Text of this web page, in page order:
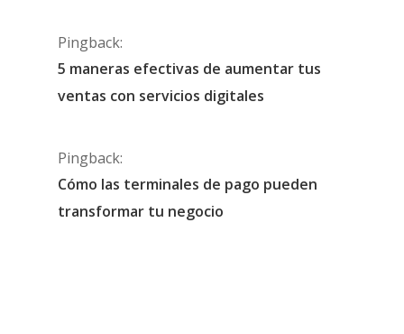
Pingback:
5 maneras efectivas de aumentar tus
ventas con servicios digitales
Pingback:
Cómo las terminales de pago pueden
transformar tu negocio